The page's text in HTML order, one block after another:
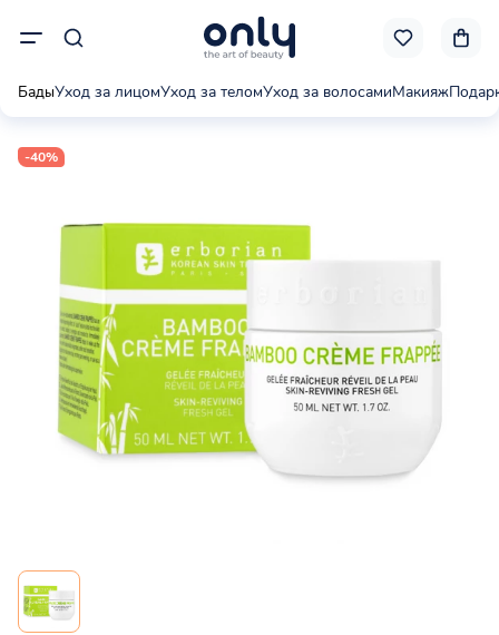
БадыУход за лицомУход за теломУход за волосамиМакияж
-40%